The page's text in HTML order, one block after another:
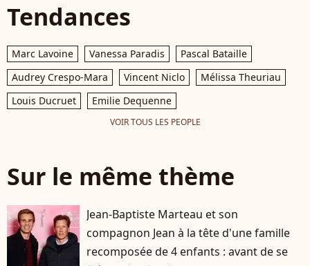
Tendances
Marc Lavoine Vanessa Paradis
Pascal Bataille
Audrey Crespo-Mara
Vincent Niclo
Mélissa Theuriau
Louis Ducruet
Emilie Dequenne
VOIR TOUS LES PEOPLE
Sur le même thème
Jean-Baptiste Marteau et son
compagnon Jean à la tête d'une famille
recomposée de 4 enfants : avant de se